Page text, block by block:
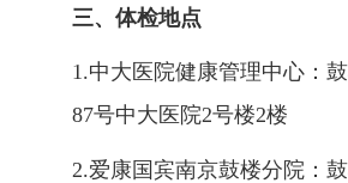
三、体检地点
1.中大医院健康管理中心：
87号中大医院2号楼2楼
2.爱康国宾南京鼓楼分院：